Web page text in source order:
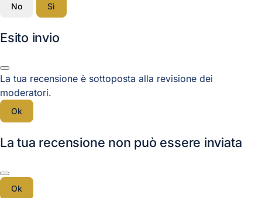
No Sì
Esito invio
La tua recensione è sottoposta alla revisione dei
moderatori.
Ok
La tua recensione non può essere inviata
Ok